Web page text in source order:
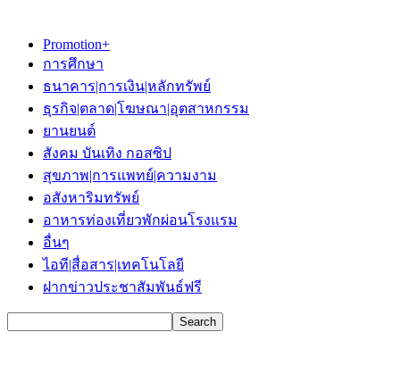
Promotion+
การศึกษา
ธนาคาร|การเงิน|หลักทรัพย์
ธุรกิจ|ตลาด|โฆษณา|อุตสาหกรรม
ยานยนต์
สังคม บันเทิง กอสซิป
สุขภาพ|การแพทย์|ความงาม
อสังหาริมทรัพย์
อาหารท่องเที่ยวพักผ่อนโรงแรม
อื่นๆ
ไอที|สื่อสาร|เทคโนโลยี
ฝากข่าวประชาสัมพันธ์ฟรี